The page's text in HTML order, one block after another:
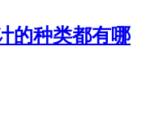
的种类都有哪